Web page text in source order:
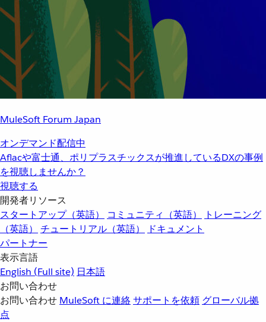
MuleSoft Forum Japan
オンデマンド配信中
Aflacや富士通、ポリプラスチックスが推進しているDXの事例
を視聴しませんか？
視聴する
開発者リソース
スタートアップ（英語）
コミュニティ（英語）
トレーニング
（英語）
チュートリアル（英語）
ドキュメント
パートナー
表示言語
English (Full site) 日本語
お問い合わせ
お問い合わせ MuleSoft に連絡サポートを依頼 グローバル拠
点